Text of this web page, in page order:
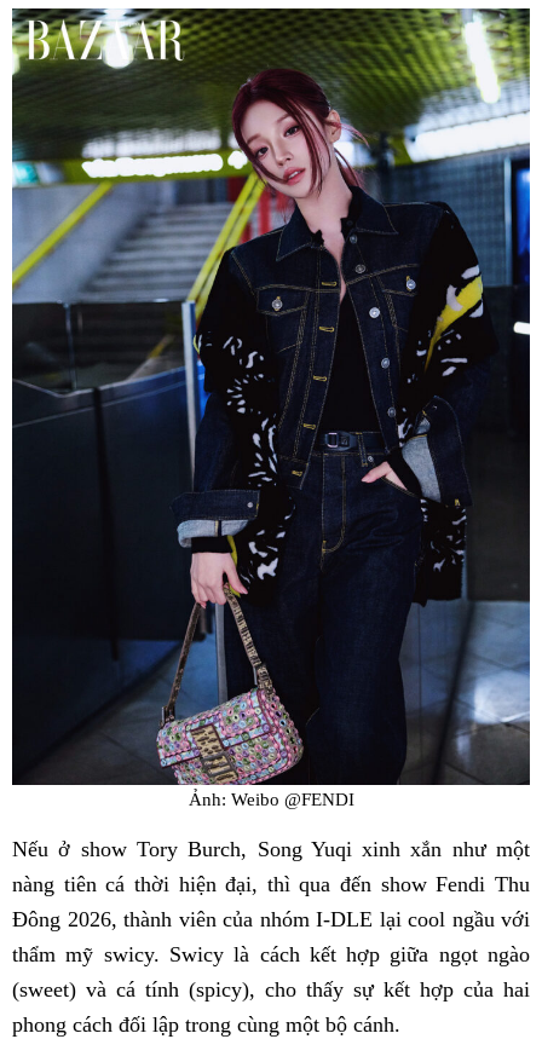
Ảnh: Weibo @FENDI
Nếu ở show Tory Burch, Song Yuqi xinh xắn như một
nàng tiên cá thời hiện đại, thì qua đến show Fendi Thu
Đông 2026, thành viên của nhóm I-DLE lại cool ngầu với
thẩm mỹ swicy. Swicy là cách kết hợp giữa ngọt ngào
(sweet) và cá tính (spicy), cho thấy sự kết hợp của hai
phong cách đối lập trong cùng một bộ cánh.